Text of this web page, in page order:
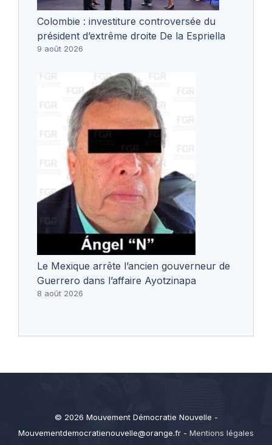
Colombie : investiture controversée du
président d’extrême droite De la Espriella
9 août 2026
Le Mexique arrête l’ancien gouverneur de
Guerrero dans l’affaire Ayotzinapa
8 août 2026
© 2026 Mouvement Démocratie Nouvelle -
Mouvementdemocratienouvelle@orange.fr - Mentions légales